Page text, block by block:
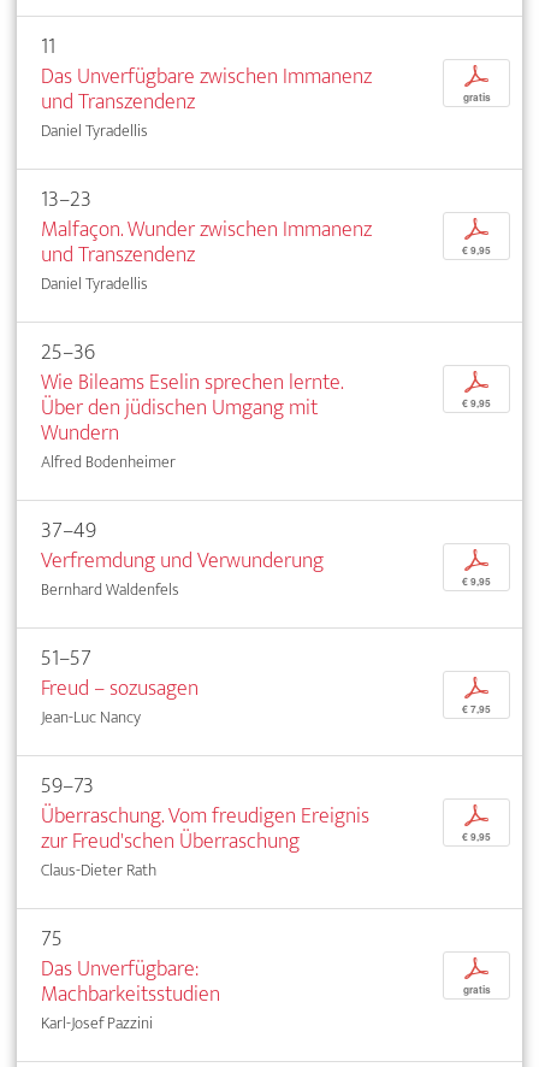
11
Das Unverfügbare zwischen Immanenz
und Transzendenz
Daniel Tyradellis
p
gratis
13–23
Malfaçon. Wunder zwischen Immanenz
und Transzendenz
Daniel Tyradellis
p
€ 9,95
25–36
Wie Bileams Eselin sprechen lernte.
Über den jüdischen Umgang mit
Wundern
Alfred Bodenheimer
p
€ 9,95
37–49
Verfremdung und Verwunderung
Bernhard Waldenfels
p
€ 9,95
51–57
Freud – sozusagen
Jean-Luc Nancy
p
€ 7,95
59–73
Überraschung. Vom freudigen Ereignis
zur Freud'schen Überraschung
Claus-Dieter Rath
p
€ 9,95
75
Das Unverfügbare:
Machbarkeitsstudien
Karl-Josef Pazzini
p
gratis